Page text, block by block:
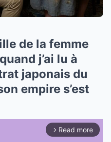
de la femme
j’ai lu à
japonais du
empire s’est
arrow_forward_ios Read more